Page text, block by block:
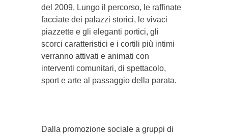
del 2009. Lungo il percorso, le raffinate
facciate dei palazzi storici, le vivaci
piazzette e gli eleganti portici, gli
scorci caratteristici e i cortili più intimi
verranno attivati e animati con
interventi comunitari, di spettacolo,
sport e arte al passaggio della parata.
Dalla promozione sociale a gruppi di